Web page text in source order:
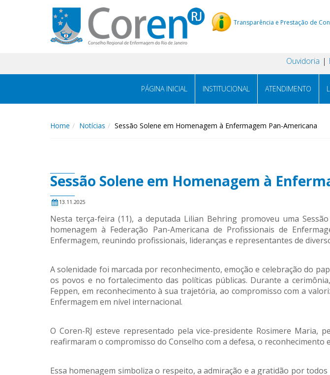
Transparência e Prestação de
Ouvidoria
PÁGINA INICIAL INSTITUCIONAL ATENDIMENTO
Home Notícias Sessão Solene em Homenagem à Enfermagem Pan-Americana
Sessão Solene em Homenagem à
13.11.2025
Nesta terça-feira (11), a deputada Lilian Behring promoveu uma
homenagem à Federação Pan-Americana de Profissionais de
Enfermagem, reunindo profissionais, lideranças e representantes de
A solenidade foi marcada por reconhecimento, emoção e celebração do
os povos e no fortalecimento das políticas públicas. Durante a
Feppen, em reconhecimento à sua trajetória, ao compromisso com a
Enfermagem em nível internacional.
O Coren-RJ esteve representado pela vice-presidente Rosimere
reafirmaram o compromisso do Conselho com a defesa, o reconhecimento
Essa homenagem simboliza o respeito, a admiração e a gratidão por